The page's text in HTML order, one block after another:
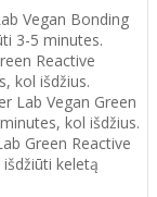
Vegan Bonding
3-5 minutes.
Reactive
kol išdžius.
Lab Vegan Green
kol išdžius.
Green Reactive
keletą